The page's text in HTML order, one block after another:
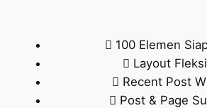
100 Elemen
Layout
Recent Post
Post & Page